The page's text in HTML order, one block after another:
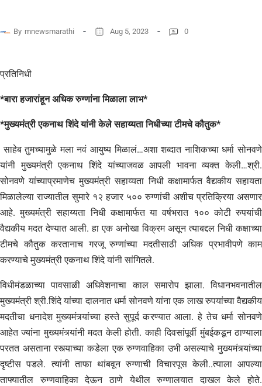
By mnewsmarathi Aug 5, 2023 0
प्रतिनिधी
*बारा हजारांहून अधिक रुग्णांना मिळाला लाभ*
*मुख्यमंत्री एकनाथ शिंदे यांनी केले सहाय्यता निधीच्या टीमचे कौतुक*
साहेब तुमच्यामुळे मला नवं आयुष्य मिळालं…अशा शब्दात नाशिकच्या धर्मा सोनवणे
यांनी मुख्यमंत्री एकनाथ शिंदे यांच्याजवळ आपली भावना व्यक्त केली…श्री.
सोनवणे यांच्याप्रमाणेच मुख्यमंत्री सहाय्यता निधी कक्षामार्फत वैद्यकीय सहायता
मिळालेल्या राज्यातील सुमारे १२ हजार ५०० रुग्णांची अशीच प्रतिक्रिया असणार
आहे. मुख्यमंत्री सहाय्यता निधी कक्षामार्फत या वर्षभरात १०० कोटी रुपयांची
वैद्यकीय मदत देण्यात आली. हा एक अनोखा विक्रम असून त्याबद्दल निधी कक्षाच्या
टीमचे कौतुक करतानाच गरजू रुग्णांच्या मदतीसाठी अधिक प्रभावीपणे काम
करण्याचे मुख्यमंत्री एकनाथ शिंदे यांनी सांगितले.
विधीमंडळाच्या पावसाळी अधिवेशनाचा काल समारोप झाला. विधानभवनातील
मुख्यमंत्री श्री.शिंदे यांच्या दालनात धर्मा सोनवणे यांना एक लाख रुपयांच्या वैद्यकीय
मदतीचा धनादेश मुख्यमंत्र्यांच्या हस्ते सुपूर्द करण्यात आला. हे तेच धर्मा सोनवणे
आहेत ज्यांना मुख्यमंत्र्यांनी मदत केली होती. काही दिवसांपूर्वी मुंबईकडून ठाण्याला
परतत असताना रस्त्याच्या कडेला एक रुग्णवाहिका उभी असल्याचे मुख्यमंत्र्यांच्या
दृष्टीस पडले. त्यांनी ताफा थांबवून रुग्णाची विचारपूस केली..त्याला आपल्या
ताफ्यातील रुग्णवाहिका देऊन ठाणे येथील रुग्णालयात दाखल केले होते.